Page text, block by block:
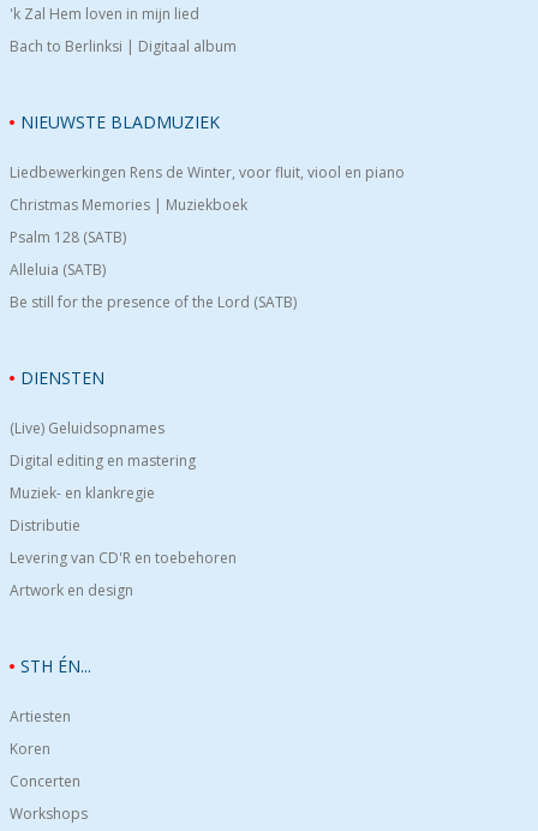
'k Zal Hem loven in mijn lied
Bach to Berlinksi | Digitaal album
NIEUWSTE BLADMUZIEK
Liedbewerkingen Rens de Winter, voor fluit, viool en piano
Christmas Memories | Muziekboek
Psalm 128 (SATB)
Alleluia (SATB)
Be still for the presence of the Lord (SATB)
DIENSTEN
(Live) Geluidsopnames
Digital editing en mastering
Muziek- en klankregie
Distributie
Levering van CD'R en toebehoren
Artwork en design
STH ÉN...
Artiesten
Koren
Concerten
Workshops